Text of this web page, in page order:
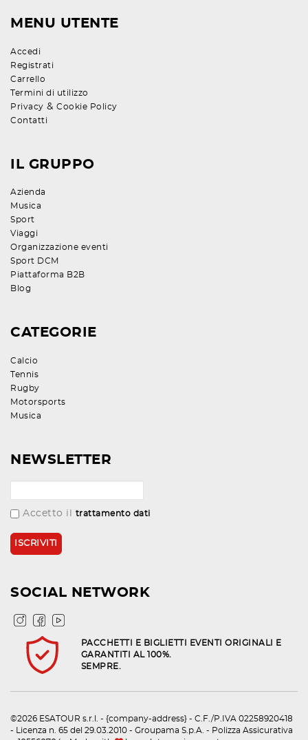
MENU UTENTE
Accedi
Registrati
Carrello
Termini di utilizzo
Privacy & Cookie Policy
Contatti
IL GRUPPO
Azienda
Musica
Sport
Viaggi
Organizzazione eventi
Sport DCM
Piattaforma B2B
Blog
CATEGORIE
Calcio
Tennis
Rugby
Motorsports
Musica
NEWSLETTER
Accetto il trattamento dati
SOCIAL NETWORK
PACCHETTI E BIGLIETTI EVENTI ORIGINALI E
GARANTITI AL 100%.
SEMPRE.
©2026 ESATOUR s.r.l. - {company-address} - C.F./P.IVA 02258920418
- Licenza n. 65 del 29.03.2010 - Groupama S.p.A. - Polizza Assicurativa